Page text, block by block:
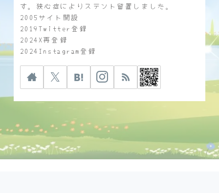
す。狭心症によりステント留置しました。
2005サイト開設
2019Twitter登録
2024X再登録
2024Instagram登録